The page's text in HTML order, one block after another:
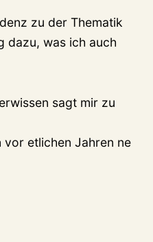
zu der Thematik
dazu, was ich auch
sagt mir zu
vor etlichen Jahren ne